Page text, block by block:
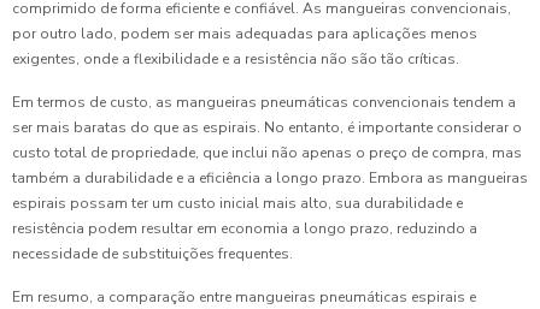
comprimido de forma eficiente e confiável. As mangueiras convencionais,
por outro lado, podem ser mais adequadas para aplicações menos
exigentes, onde a flexibilidade e a resistência não são tão críticas.
Em termos de custo, as mangueiras pneumáticas convencionais tendem a
ser mais baratas do que as espirais. No entanto, é importante considerar o
custo total de propriedade, que inclui não apenas o preço de compra, mas
também a durabilidade e a eficiência a longo prazo. Embora as mangueiras
espirais possam ter um custo inicial mais alto, sua durabilidade e
resistência podem resultar em economia a longo prazo, reduzindo a
necessidade de substituições frequentes.
Em resumo, a comparação entre mangueiras pneumáticas espirais e